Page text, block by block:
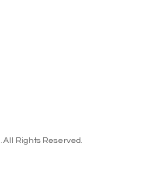
. All Rights Reserved.